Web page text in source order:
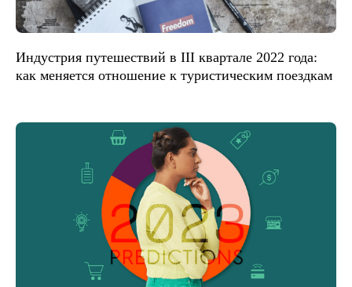
Индустрия путешествий в III квартале 2022 года:
как меняется отношение к туристическим поездкам